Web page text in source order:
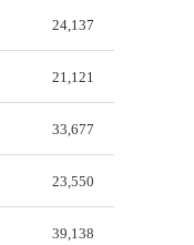
24,137
21,121
33,677
23,550
39,138